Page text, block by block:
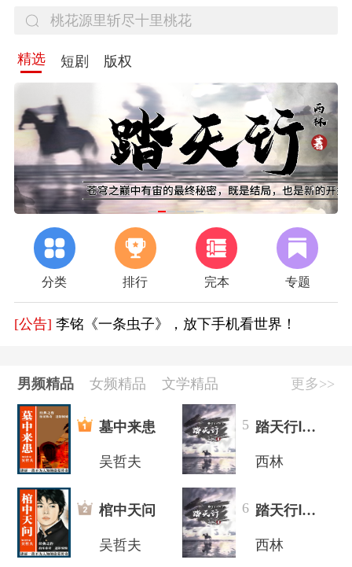
精选 短剧 版权
分类 排行 完本 专题
[公告]作家扶持计划开启
[公告]胡钦文《长安四载》，迎接春日治愈
[公告] 李铭《一条虫子》，放下手机看世界！
[公告]十月好书推荐，西林《踏天行》重磅来袭！
[公告]胡钦文《长安四载》，迎接春日治愈
男频精品 女频精品 文学精品 更多>>
墓中来患
吴哲夫
棺中天问
吴哲夫
5 踏天行Ⅰ（上）：望云大陆
西林
6 踏天行Ⅰ（下）：望云大陆
西林